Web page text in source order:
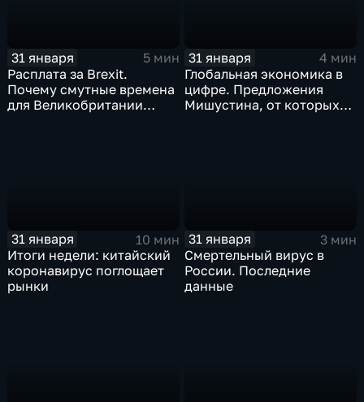
31 января
5 мин
Расплата за Brexit.
Почему смутные времена
для Великобритании
31 января
4 мин
Глобальная экономика в
цифре. Предложения
Мишустина, от которых
31 января
10 мин
Итоги недели: китайский
коронавирус поглощает
рынки
31 января
3 мин
Смертельный вирус в
России. Последние
данные